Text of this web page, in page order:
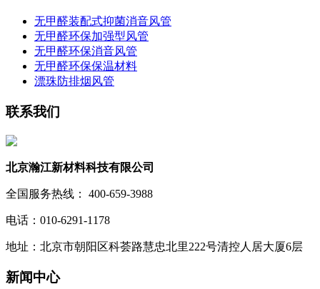
无甲醛装配式抑菌消音风管
无甲醛环保加强型风管
无甲醛环保消音风管
无甲醛环保保温材料
漂珠防排烟风管
联系我们
北京瀚江新材料科技有限公司
全国服务热线： 400-659-3988
电话：010-6291-1178
地址：北京市朝阳区科荟路慧忠北里222号清控人居大厦6层
新闻中心